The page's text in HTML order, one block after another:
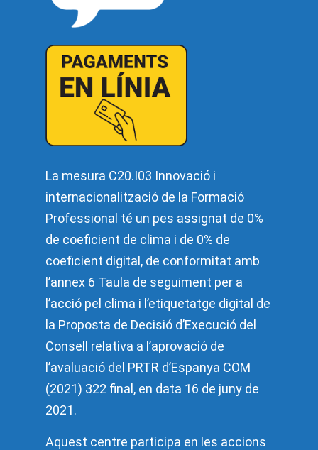
La mesura C20.I03 Innovació i
internacionalització de la Formació
Professional té un pes assignat de 0%
de coeficient de clima i de 0% de
coeficient digital, de conformitat amb
l’annex 6 Taula de seguiment per a
l’acció pel clima i l’etiquetatge digital de
la Proposta de Decisió d’Execució del
Consell relativa a l’aprovació de
l’avaluació del PRTR d’Espanya COM
(2021) 322 final, en data 16 de juny de
2021.
Aquest centre participa en les accions